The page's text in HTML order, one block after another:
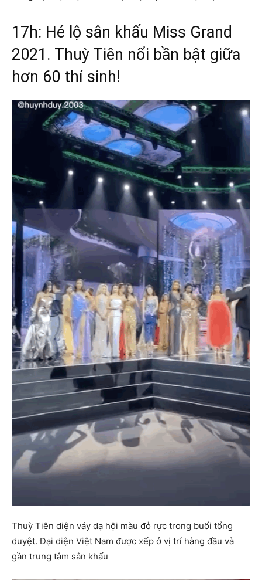
17h: Hé lộ sân khấu Miss Grand
2021. Thuỳ Tiên nổi bần bật giữa
hơn 60 thí sinh!
Thuỳ Tiên diện váy dạ hội màu đỏ rực trong buổi tổng
duyệt. Đại diện Việt Nam được xếp ở vị trí hàng đầu và
gần trung tâm sân khấu